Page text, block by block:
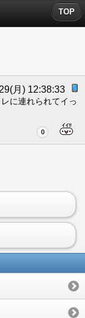
TOP
月) 12:38:33
に連れられてイっ
0